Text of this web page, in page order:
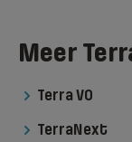
Meer
Terra VO
TerraNext